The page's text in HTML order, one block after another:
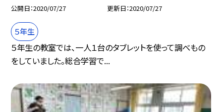
公開日 2020/07/27 更新日 2020/07/27
５年生
５年生の教室では、一人１台のタブレットを使って調べもの
をしていました。総合学習で...